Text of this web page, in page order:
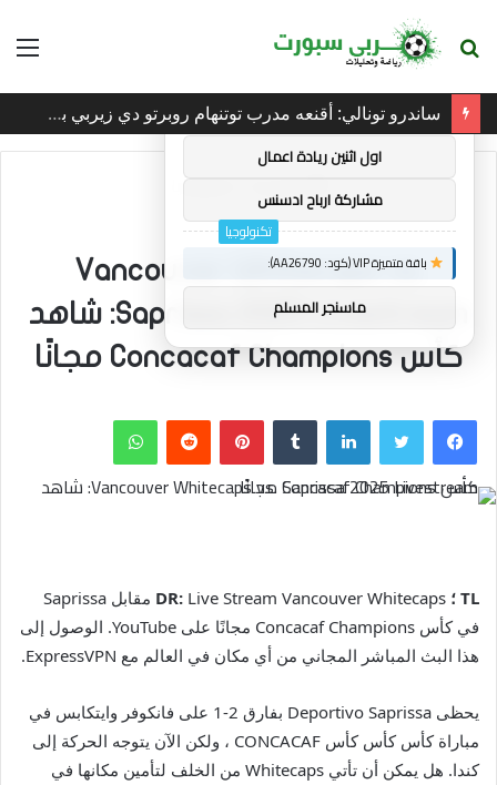
بحث
ساندرو تونالي: أقنعه مدرب توتنهام روبرتو دي زيربي بسرعة بالتوقيع
تكنولوجيا
تكنولوجيا
Vancouver Whitecaps vs.
Saprissa 2025 Livestream: شاهد
كأس Concacaf Champions مجانًا
فيسبوكتويتر لينكدإن بينتيريست واتساب
TL ؛ DR:
Live Stream Vancouver Whitecaps مقابل Saprissa
في كأس Concacaf Champions مجانًا على YouTube. الوصول إلى
هذا البث المباشر المجاني من أي مكان في العالم مع ExpressVPN.
يحظى Deportivo Saprissa بفارق 2-1 على فانكوفر وايتكابس في
مباراة كأس كأس كأس CONCACAF ، ولكن الآن يتوجه الحركة إلى
كندا. هل يمكن أن تأتي Whitecaps من الخلف لتأمين مكانها في
توصيات :
باقة متميزة VIP (كود: AA38045):
اول اثنين ريادة اعمال
مشاركة ارباح ادسنس
باقة متميزة VIP (كود: AA26790):
ماسنجر المسلم